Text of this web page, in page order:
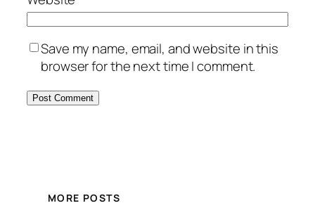
Save my name, email, and website in this
browser for the next time I comment.
MORE POSTS